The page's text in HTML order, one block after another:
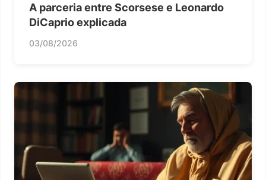
A parceria entre Scorsese e Leonardo
DiCaprio explicada
03/08/2026